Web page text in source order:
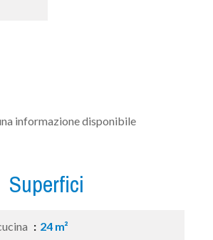
informazione disponibile
Superfici
24 m²